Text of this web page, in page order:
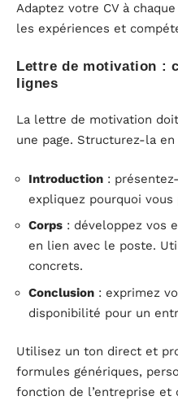
Adaptez votre CV à
les expériences et
Lettre de motivation :
lignes
La lettre de motivation
une page. Structurez-la
Introduction :
expliquez pourquoi vous
Corps : développez vos
en lien avec le poste.
concrets.
Conclusion : exprimez
disponibilité pour un
Utilisez un ton direct et
formules génériques,
fonction de l’entreprise et